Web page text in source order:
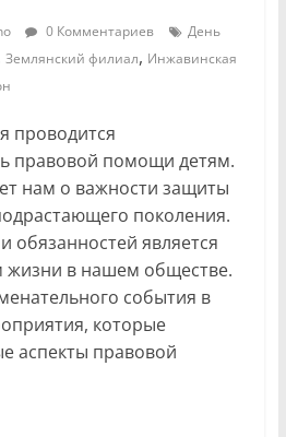
0 Комментариев
День
Землянский филиал, Инжавинская
проводится
правовой помощи детям.
нам о важности защиты
поколения.
обязанностей является
в нашем обществе.
события в
которые
аспекты правовой